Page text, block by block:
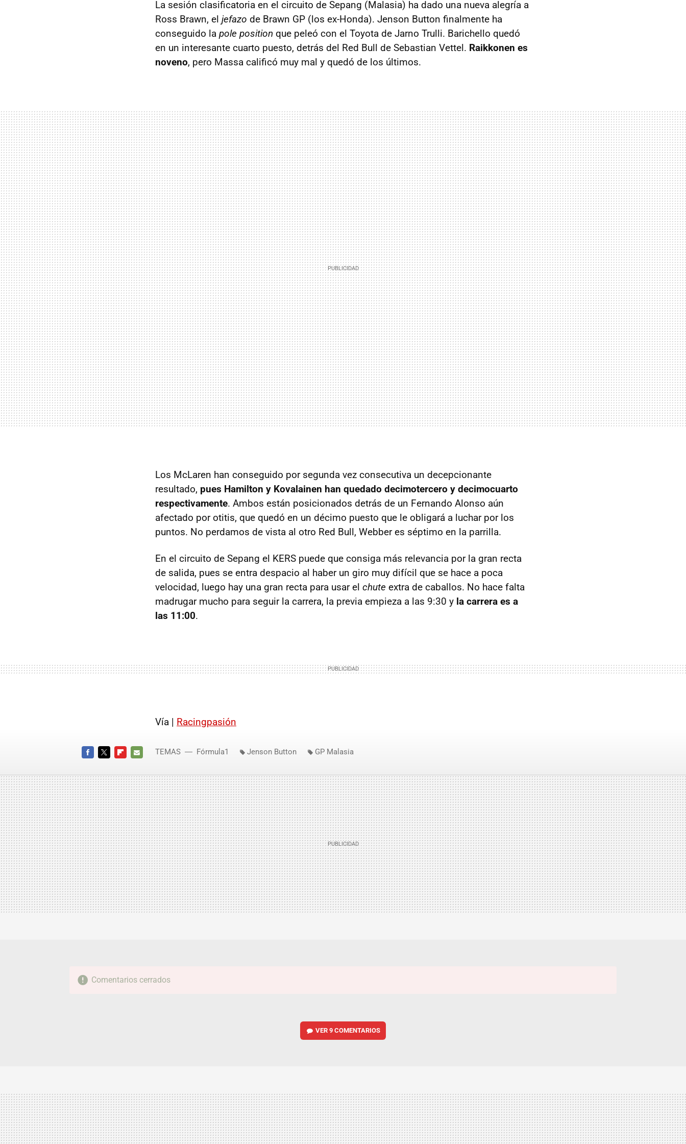
La sesión clasificatoria en el circuito de Sepang (Malasia) ha dado una nueva alegría a
Ross Brawn, el jefazo de Brawn GP (los ex-Honda). Jenson Button finalmente ha
conseguido la pole position que peleó con el Toyota de Jarno Trulli. Barichello quedó
en un interesante cuarto puesto, detrás del Red Bull de Sebastian Vettel. Raikkonen es
noveno, pero Massa calificó muy mal y quedó de los últimos.
Los McLaren han conseguido por segunda vez consecutiva un decepcionante
resultado, pues Hamilton y Kovalainen han quedado decimotercero y decimocuarto
respectivamente. Ambos están posicionados detrás de un Fernando Alonso aún
afectado por otitis, que quedó en un décimo puesto que le obligará a luchar por los
puntos. No perdamos de vista al otro Red Bull, Webber es séptimo en la parrilla.
En el circuito de Sepang el KERS puede que consiga más relevancia por la gran recta
de salida, pues se entra despacio al haber un giro muy difícil que se hace a poca
velocidad, luego hay una gran recta para usar el chute extra de caballos. No hace falta
madrugar mucho para seguir la carrera, la previa empieza a las 9:30 y la carrera es a
las 11:00.
Vía | Racingpasión
MAIL
TEMAS Fórmula1 Jenson Button GP Malasia
Comentarios cerrados
VER9 COMENTARIOS